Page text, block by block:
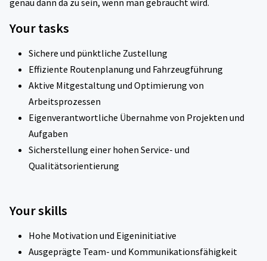
genau dann da zu sein, wenn man gebraucht wird.
Your tasks
Sichere und pünktliche Zustellung
Effiziente Routenplanung und Fahrzeugführung
Aktive Mitgestaltung und Optimierung von
Arbeitsprozessen
Eigenverantwortliche Übernahme von Projekten und
Aufgaben
Sicherstellung einer hohen Service- und
Qualitätsorientierung
Your skills
Hohe Motivation und Eigeninitiative
Ausgeprägte Team- und Kommunikationsfähigkeit